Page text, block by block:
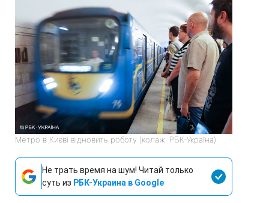
Метро в Києві відновить роботу (колаж: РБК-Україна)
Не трать время на шум! Читай только
суть из РБК-Украина в Google